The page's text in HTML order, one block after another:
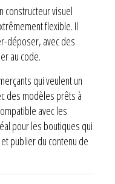
constructeur visuel
flexible. Il
déposer, avec des
au code.
qui veulent un
des modèles prêts à
avec les
pour les boutiques qui
publier du contenu de